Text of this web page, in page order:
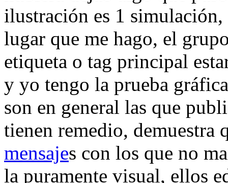
ilustración es 1
lugar que me hago, el
etiqueta o tag principal
y yo tengo la prueba
son en general las que
tienen remedio, demuestra
mensajes con los que no
la puramente visual, ellos